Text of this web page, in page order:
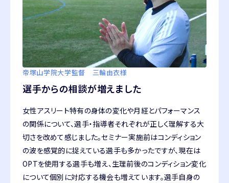
帝塚山学院大学監督 三輪由衣様
選手からの相談が増えました
女性アスリート特有の身体の変化や月経とパフォーマンス
の関係について、選手・指導者それぞれが正しく理解する大
切さを改めて感じました。セミナー実施前はコンディション
の波を感覚的に捉えている選手も多かったですが、現在は
OPTを使用する選手も増え、生理前後のコンディション変化
について個別に対応する機会も増えています。選手自身の